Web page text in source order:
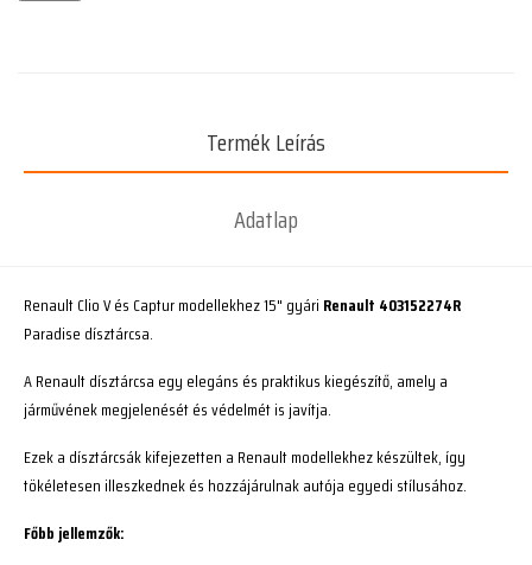
Termék Leírás
Adatlap
Renault Clio V és Captur modellekhez 15" gyári Renault 403152274R
Paradise dísztárcsa.
A Renault dísztárcsa egy elegáns és praktikus kiegészítő, amely a
járművének megjelenését és védelmét is javítja.
Ezek a dísztárcsák kifejezetten a Renault modellekhez készültek, így
tökéletesen illeszkednek és hozzájárulnak autója egyedi stílusához.
Főbb jellemzők: